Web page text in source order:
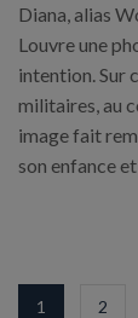
Diana, alias
Louvre une
intention. Sur
militaires, au
image fait
son enfance
1 2